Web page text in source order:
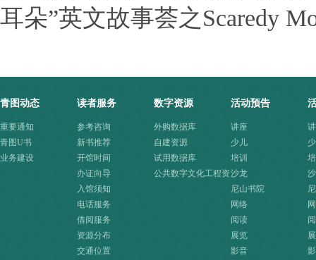
耳朵”英文故事荟之Scaredy
青图动态
重要通知
青图U书
业务建设
读者服务
参考咨询
新书推荐
开馆时间
办证向导
入馆须知
电话服务
借阅服务
资源分布
交通位置
数字资源
外购数据库
自建资源
试用数据库
公共数字文化工程资
活动预告
讲座
少儿
培训
沙龙
尼山书院
网络
阅读
展览
影音